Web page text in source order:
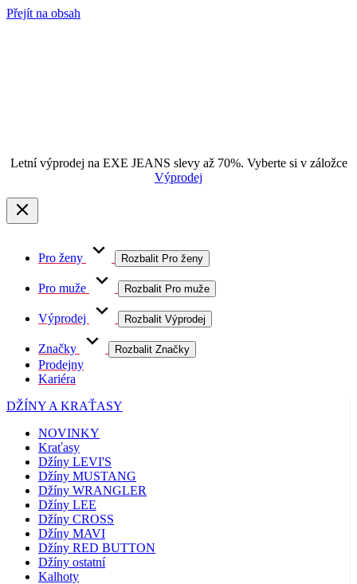
Přejít na obsah
Letní výprodej na EXE JEANS slevy až 70%. Vyberte si v záložce
Výprodej
Pro ženy Rozbalit Pro ženy
Pro muže Rozbalit Pro muže
Výprodej Rozbalit Výprodej
Značky Rozbalit Značky
Prodejny
Kariéra
DŽÍNY A KRAŤASY
NOVINKY
Kraťasy
Džíny LEVI'S
Džíny MUSTANG
Džíny WRANGLER
Džíny LEE
Džíny CROSS
Džíny MAVI
Džíny RED BUTTON
Džíny ostatní
Kalhoty